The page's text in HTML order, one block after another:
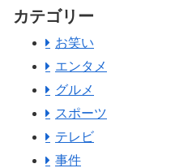
カテゴリー
お笑い
エンタメ
グルメ
スポーツ
テレビ
事件